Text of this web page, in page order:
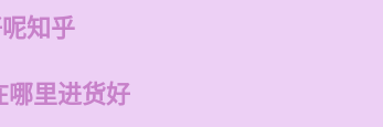
知乎
哪里进货好